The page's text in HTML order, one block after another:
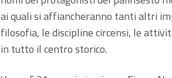
ai quali si affiancheranno tanti altri
filosofia, le discipline circensi, le
in tutto il centro storico.